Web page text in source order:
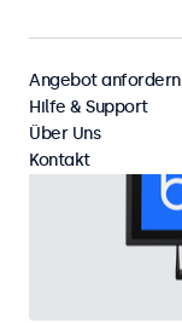
Angebot anfordern
Hilfe & Support
Über Uns
Kontakt